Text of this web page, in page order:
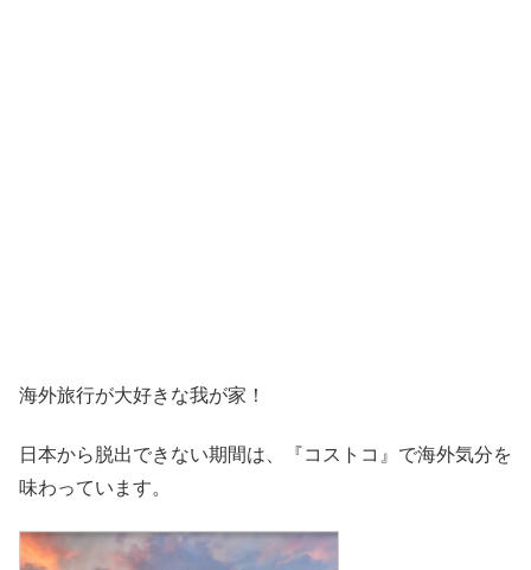
海外旅行が大好きな我が家！
日本から脱出できない期間は、『コストコ』 で海外気分を
味わっています。